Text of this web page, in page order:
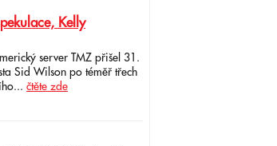
Kelly
server TMZ přišel 31.
Sid Wilson po téměř třech
čtěte zde